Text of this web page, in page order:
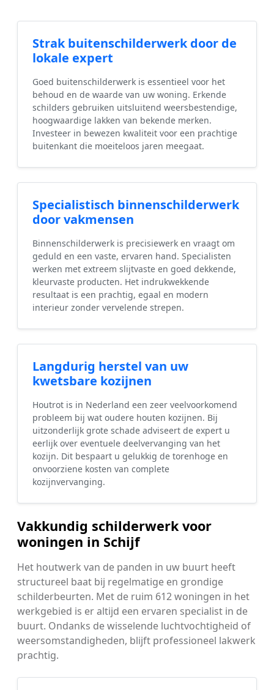
Strak buitenschilderwerk door de
lokale expert
Goed buitenschilderwerk is essentieel voor het
behoud en de waarde van uw woning. Erkende
schilders gebruiken uitsluitend weersbestendige,
hoogwaardige lakken van bekende merken.
Investeer in bewezen kwaliteit voor een prachtige
buitenkant die moeiteloos jaren meegaat.
Specialistisch binnenschilderwerk
door vakmensen
Binnenschilderwerk is precisiewerk en vraagt om
geduld en een vaste, ervaren hand. Specialisten
werken met extreem slijtvaste en goed dekkende,
kleurvaste producten. Het indrukwekkende
resultaat is een prachtig, egaal en modern
interieur zonder vervelende strepen.
Langdurig herstel van uw
kwetsbare kozijnen
Houtrot is in Nederland een zeer veelvoorkomend
probleem bij wat oudere houten kozijnen. Bij
uitzonderlijk grote schade adviseert de expert u
eerlijk over eventuele deelvervanging van het
kozijn. Dit bespaart u gelukkig de torenhoge en
onvoorziene kosten van complete
kozijnvervanging.
Vakkundig schilderwerk voor
woningen in Schijf
Het houtwerk van de panden in uw buurt heeft
structureel baat bij regelmatige en grondige
schilderbeurten. Met de ruim 612 woningen in het
werkgebied is er altijd een ervaren specialist in de
buurt. Ondanks de wisselende luchtvochtigheid of
weersomstandigheden, blijft professioneel lakwerk
prachtig.